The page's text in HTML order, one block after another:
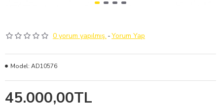
0 yorum yapılmış. -Yorum Yap
45.000,00TL
Model: AD10576